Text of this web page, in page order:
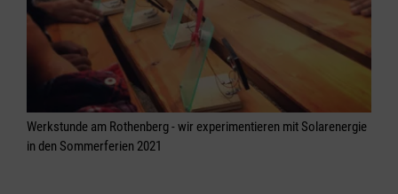
Werkstunde am Rothenberg - wir experimentieren mit Solarenergie
in den Sommerferien 2021